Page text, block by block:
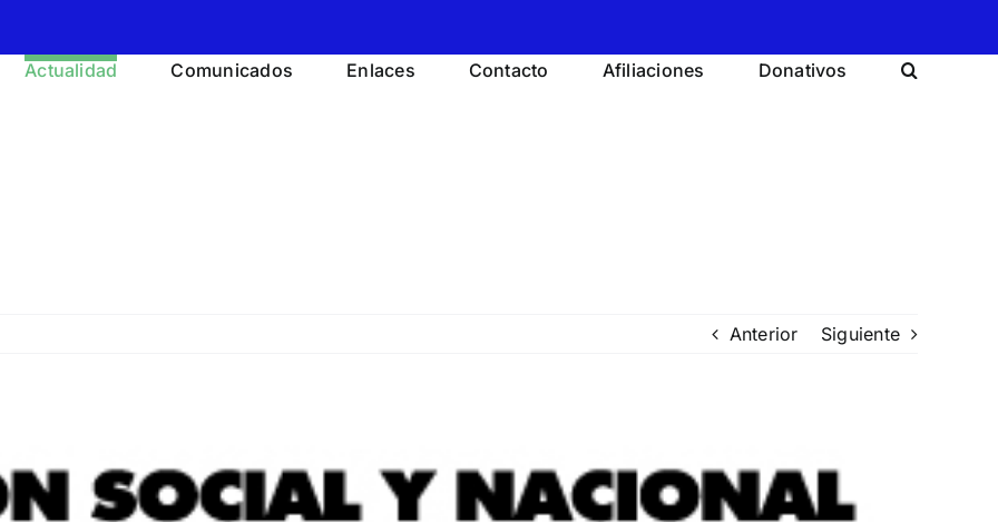
Actualidad Comunicados Enlaces Contacto Afiliaciones Donativos
Anterior Siguiente